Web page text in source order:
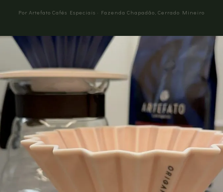
Por Artefato Cafés Especiais · Fazenda Chapadão, Cerrado Mineiro